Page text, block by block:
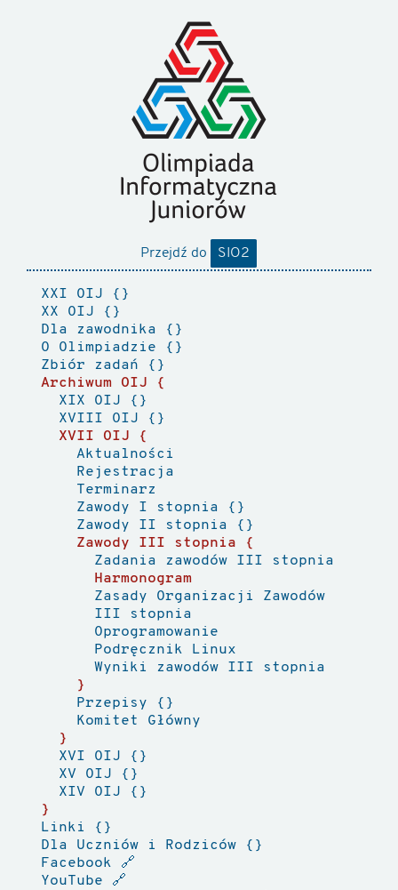
Przejdź do SIO2
XXI OIJ
XX OIJ
Dla zawodnika
O Olimpiadzie
Zbiór zadań
Archiwum OIJ
XIX OIJ
XVIII OIJ
XVII OIJ
Aktualności
Rejestracja
Terminarz
Zawody I stopnia
Zawody II stopnia
Zawody III stopnia
Zadania zawodów III stopnia
Harmonogram
Zasady Organizacji Zawodów
III stopnia
Oprogramowanie
Podręcznik Linux
Wyniki zawodów III stopnia
Przepisy
Komitet Główny
XVI OIJ
XV OIJ
XIV OIJ
Linki
Dla Uczniów i Rodziców
Facebook 🔗
YouTube 🔗